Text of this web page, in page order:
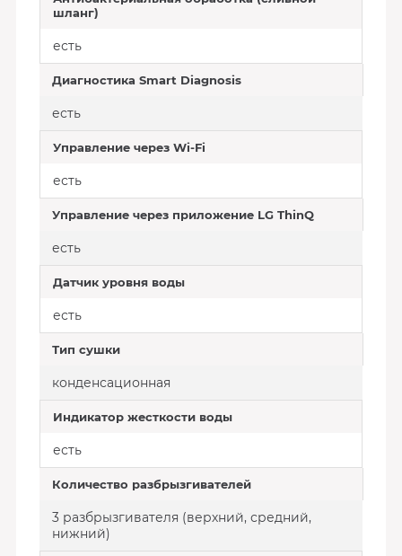
шланг)
есть
Диагностика Smart Diagnosis
есть
Управление через Wi-Fi
есть
Управление через приложение LG ThinQ
есть
Датчик уровня воды
есть
Тип сушки
конденсационная
Индикатор жесткости воды
есть
Количество разбрызгивателей
3 разбрызгивателя (верхний, средний,
нижний)